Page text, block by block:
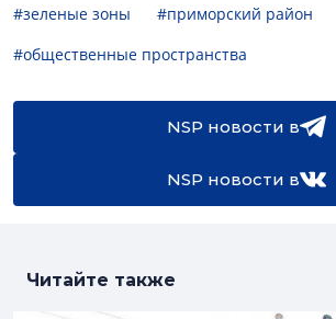
#зеленые зоны
#приморский район
#общественные пространства
NSP новости в
NSP новости в
Читайте также